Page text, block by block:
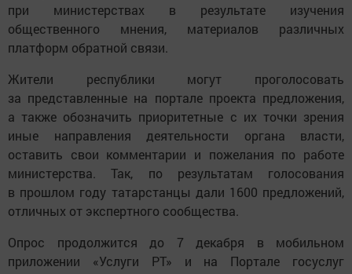
при министерствах в результате изучения
общественного мнения, материалов различных
платформ обратной связи.
Жители республики могут проголосовать
за представленные на портале проекта предложения,
а также обозначить приоритетные с их точки зрения
иные направления деятельности органа власти,
оставить свои комментарии и пожелания по работе
министерства. Так, по результатам голосования
в прошлом году татарстанцы дали 1600 предложений,
отличных от экспертного сообщества.
Опрос продолжится до 7 декабря в мобильном
приложении «Услуги РТ» и на Портале госуслуг